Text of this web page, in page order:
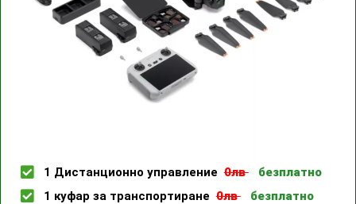
1 Дистанционно управление0лв
безплатно
1 куфар за транспортиране0лв
безплатно